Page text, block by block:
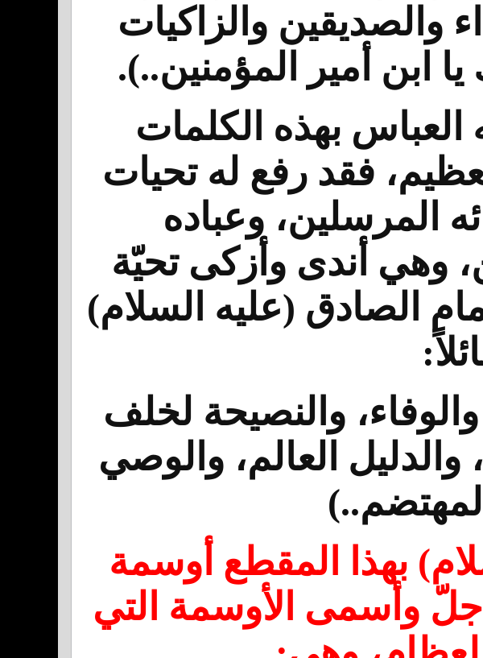
والصديقين والزاكيات
ابن أمير المؤمنين..).
العباس بهذه الكلمات
فقد رفع له تحيات
المرسلين، وعباده
وهي أندى وأزكى تحيّة
الصادق (عليه السلام)
والنصيحة لخلف
العالم، والوصي
بهذا المقطع أوسمة
وأسمى الأوسمة التي